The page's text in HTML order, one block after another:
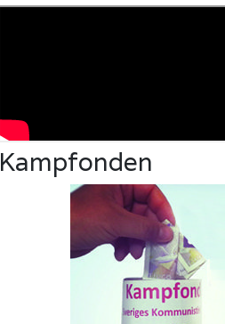
Kampfonden